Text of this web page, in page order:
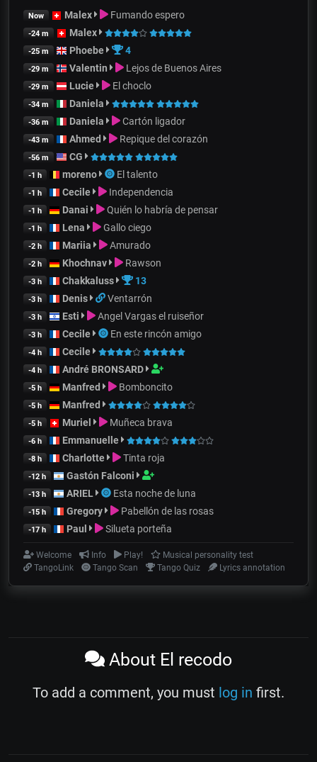
Now Malex Fumando espero
-24 m Malex
-25 m Phoebe 4
-29 m Valentin Lejos de Buenos Aires
-29 m Lucie El choclo
-34 m Daniela
-36 m Daniela Cartón ligador
-43 m Ahmed Repique del corazón
-56 m CG
-1 h moreno El talento
-1 h Cecile Independencia
-1 h Danai Quién lo habría de pensar
-1 h Lena Gallo ciego
-2 h Mariia Amurado
-2 h Khochnav Rawson
-3 h Chakkaluss 13
-3 h Denis Ventarrón
-3 h Esti Angel Vargas el ruiseñor
-3 h Cecile En este rincón amigo
-4 h Cecile
-4 h André BRONSARD
-5 h Manfred Bomboncito
-5 h Manfred
-5 h Muriel Muñeca brava
-6 h Emmanuelle
-8 h Charlotte Tinta roja
-12 h Gastón Falconi
-13 h ARIEL Esta noche de luna
-15 h Gregory Pabellón de las rosas
-17 h Paul Silueta porteña
Welcome Info Play!
Musical personality test
TangoLink
Tango Scan Tango Quiz Lyrics annotation
About El recodo
To add a comment, you must log in first.